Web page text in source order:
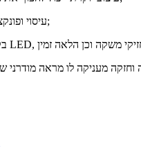
8. עיסוי ופונקציית חימום זמינים;